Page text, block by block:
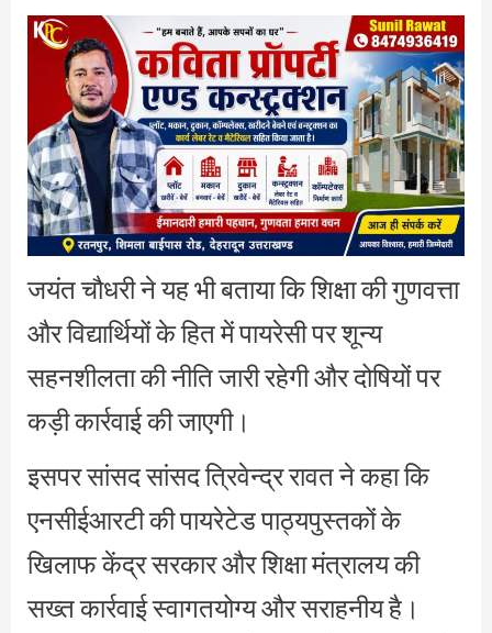
जयंत चौधरी ने यह भी बताया कि शिक्षा की गुणवत्ता
और विद्यार्थियों के हित में पायरेसी पर शून्य
सहनशीलता की नीति जारी रहेगी और दोषियों पर
कड़ी कार्रवाई की जाएगी।
इसपर सांसद सांसद त्रिवेन्द्र रावत ने कहा कि
एनसीईआरटी की पायरेटेड पाठ्यपुस्तकों के
खिलाफ केंद्र सरकार और शिक्षा मंत्रालय की
सख्त कार्रवाई स्वागतयोग्य और सराहनीय है।